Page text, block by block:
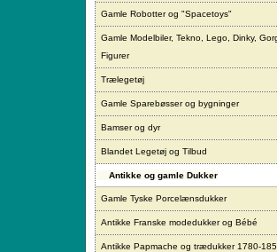
Gamle Robotter og "Spacetoys"
Gamle Modelbiler, Tekno, Lego, Dinky,
Figurer
Trælegetøj
Gamle Sparebøsser og bygninger
Bamser og dyr
Blandet Legetøj og Tilbud
Antikke og gamle Dukker
Gamle Tyske Porcelænsdukker
Antikke Franske modedukker og Bébé
Antikke Papmache og trædukker 1780-